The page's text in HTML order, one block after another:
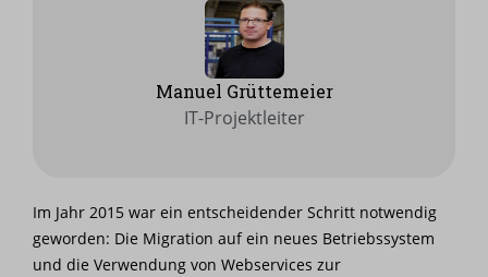
Manuel Grüttemeier
IT-Projektleiter
Im Jahr 2015 war ein entscheidender Schritt notwendig
geworden: Die Migration auf ein neues Betriebssystem
und die Verwendung von Webservices zur